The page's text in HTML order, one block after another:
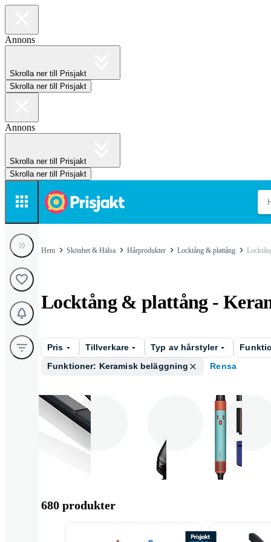
Annons
Skrolla ner till Prisjakt
Skrolla ner till Prisjakt
Annons
Skrolla ner till Prisjakt
Skrolla ner till Prisjakt
Hem Skönhet & Hälsa Hårprodukter Locktång & plattång
Locktång & plattång -
Pris Tillverkare Typ av hårstyler
Funktioner: Keramisk beläggning
Rensa
Värmeborste
680 produkter